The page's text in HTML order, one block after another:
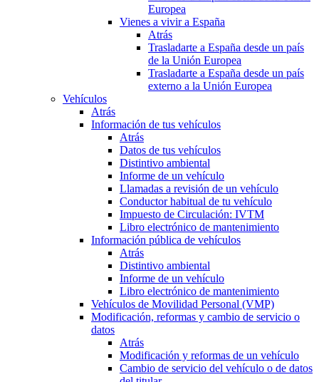
Europea
Vienes a vivir a España
Atrás
Trasladarte a España desde un país
de la Unión Europea
Trasladarte a España desde un país
externo a la Unión Europea
Vehículos
Atrás
Información de tus vehículos
Atrás
Datos de tus vehículos
Distintivo ambiental
Informe de un vehículo
Llamadas a revisión de un vehículo
Conductor habitual de tu vehículo
Impuesto de Circulación: IVTM
Libro electrónico de mantenimiento
Información pública de vehículos
Atrás
Distintivo ambiental
Informe de un vehículo
Libro electrónico de mantenimiento
Vehículos de Movilidad Personal (VMP)
Modificación, reformas y cambio de servicio o
datos
Atrás
Modificación y reformas de un vehículo
Cambio de servicio del vehículo o de datos